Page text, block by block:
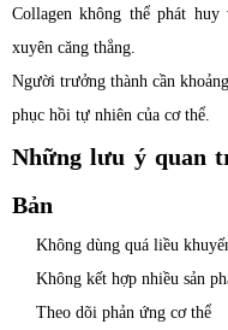
Collagen không thể phát
xuyên căng thẳng.
Người trưởng thành cần
phục hồi tự nhiên của cơ thể.
Những lưu ý quan
Bản
Không dùng quá liều
Không kết hợp nhiều sản
Theo dõi phản ứng cơ thể